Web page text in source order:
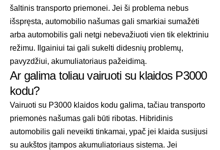
šaltinis transporto priemonei. Jei ši problema nebus
išspręsta, automobilio našumas gali smarkiai sumažėti
arba automobilis gali netgi nebevažiuoti vien tik elektriniu
režimu. Ilgainiui tai gali sukelti didesnių problemų,
pavyzdžiui, akumuliatoriaus pažeidimą.
Ar galima toliau vairuoti su klaidos P3000
kodu?
Vairuoti su P3000 klaidos kodu galima, tačiau transporto
priemonės našumas gali būti ribotas. Hibridinis
automobilis gali neveikti tinkamai, ypač jei klaida susijusi
su aukštos įtampos akumuliatoriaus sistema. Jei